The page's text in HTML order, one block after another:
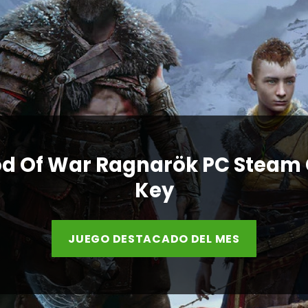
Of War Ragnarök PC Steam
Key
JUEGO DESTACADO DEL MES